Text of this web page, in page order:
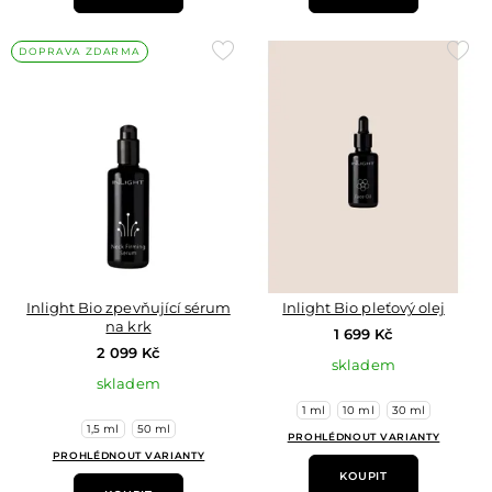
DOPRAVA ZDARMA
Přidat
Inlight Bio zpevňující sérum
na krk
2 099 Kč
skladem
1,5 ml 50 ml
PROHLÉDNOUT VARIANTY
Inlight Bio pleťový olej
1 699 Kč
skladem
1 ml 10 ml 30 ml
PROHLÉDNOUT VARIANTY
KOUPIT